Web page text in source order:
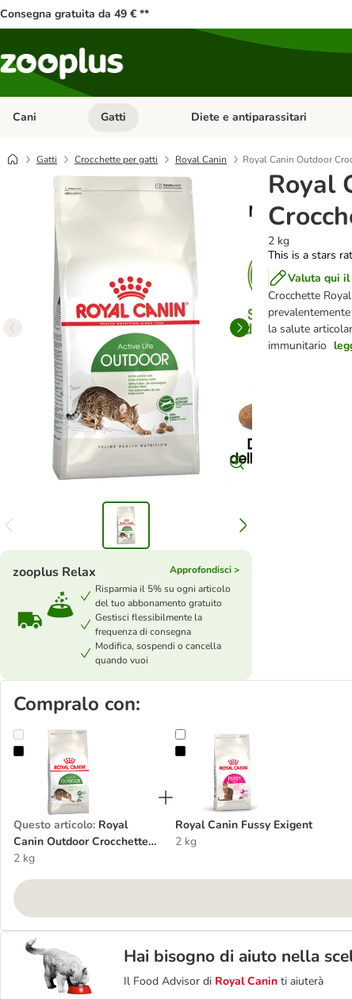
Consegna gratuita da 49 € **
Cani Apri Menu Categoria: Cani
Gatti Apri Menu Categoria: Gatti
Diete e antiparassitari
Gatti Crocchette per gatti Royal Canin Royal Canin Outdoor
Royal
2 kg
This is a stars
Valuta qui
Crocchette
la salute
immunitario
zooplus Relax
Approfondisci >
Risparmia il 5% su ogni articolo
del tuo abbonamento gratuito
Gestisci flessibilmente la
frequenza di consegna
Modifica, sospendi o cancella
quando vuoi
Compralo con:
Royal Canin Outdoor Crocchette per gatto
Questo articolo: Royal
Canin Outdoor Crocchette
per gatto
2 kg
Royal Canin Fussy Exigent
Royal Canin Fussy Exigent
2 kg
Hai bisogno di aiuto nella
Il Food Advisor di Royal Canin ti aiuterà